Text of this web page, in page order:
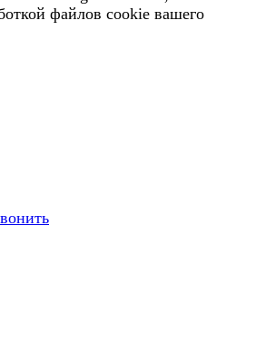
файлов cookie вашего